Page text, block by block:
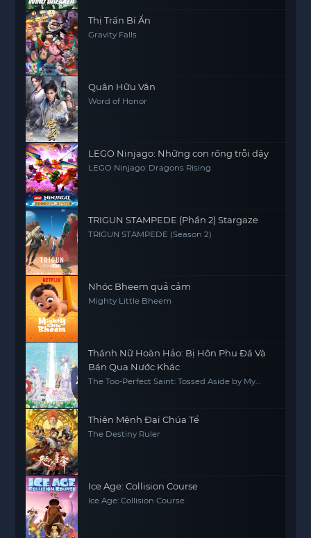
Thị Trấn Bí Ẩn
Gravity Falls
Quân Hữu Vân
Word of Honor
LEGO Ninjago: Những con rồng trỗi dậy
LEGO Ninjago: Dragons Rising
TRIGUN STAMPEDE (Phần 2) Stargaze
TRIGUN STAMPEDE (Season 2)
Nhóc Bheem quả cảm
Mighty Little Bheem
Thánh Nữ Hoàn Hảo: Bị Hôn Phu Đá Và
Bán Qua Nước Khác
The Too-Perfect Saint: Tossed Aside by My
Thiên Mệnh Đại Chúa Tể
The Destiny Ruler
Ice Age: Collision Course
Ice Age: Collision Course